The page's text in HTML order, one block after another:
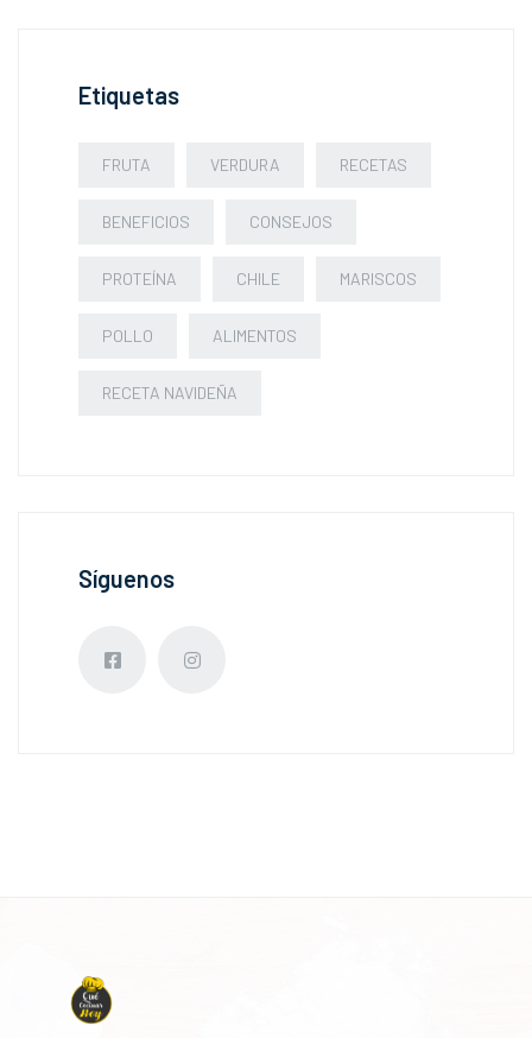
Etiquetas
FRUTA VERDURA RECETAS
BENEFICIOS CONSEJOS
PROTEÍNA CHILE MARISCOS
POLLO ALIMENTOS
RECETA NAVIDEÑA
Síguenos